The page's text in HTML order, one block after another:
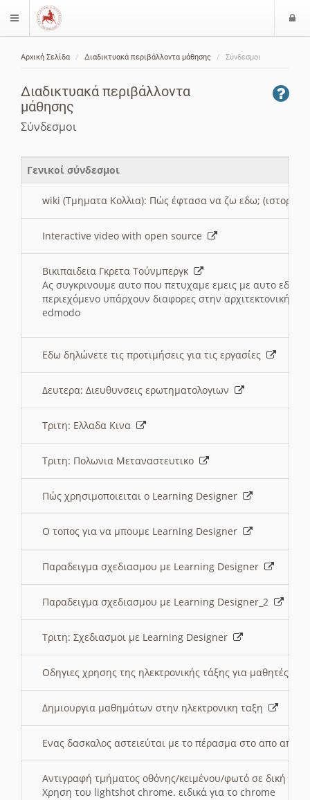
$langMenu
Αρχική Σελίδα Διαδικτυακά περιβάλλοντα μάθησης Σύνδεσμοι
Διαδικτυακά περιβάλλοντα
μάθησης
Σύνδεσμοι
Γενικοί σύνδεσμοι
wiki (Τμηματα Κολλια): Πώς έφτασα να ζω εδω; (ιστορια)
Interactive video with open source
Βικιπαιδεια Γκρετα Τούνμπεργκ
Ας συγκρινουμε αυτο που πετυχαμε εμεις με αυτο εδω
περιεχόμενο υπάρχουν διαφορες στην αρχιτεκτονική
edmodo
Εδω δηλώνετε τις προτιμήσεις για τις εργασίες
Δευτερα: Διευθυνσεις ερωτηματολογιων
Τριτη: Ελλαδα Κινα
Τριτη: Πολωνια Μεταναστευτικο
Πώς χρησιμοποιειται ο Learning Designer
O τοπος για να μπουμε Learning Designer
Παραδειγμα σχεδιασμου με Learning Designer
Παραδειγμα σχεδιασμου με Learning Designer_2
Τριτη: Σχεδιασμοι με Learning Designer
Οδηγιες χρησης της ηλεκτρονικής τάξης για μαθητές
Δημιουργια μαθημάτων στην ηλεκτρονικη ταξη
Ενας δασκαλος αστειεύται με το πέρασμα στο απο
Αντιγραφή τμήματος οθόνης/κειμένου/φωτό σε δική
Χρηση του lightshot chrome. ειδικά για το chrome